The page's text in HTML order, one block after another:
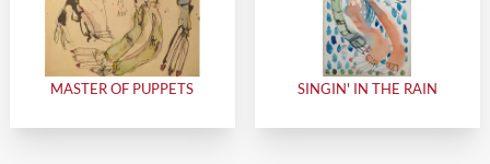
MASTER OF PUPPETS SINGIN' IN THE RAIN